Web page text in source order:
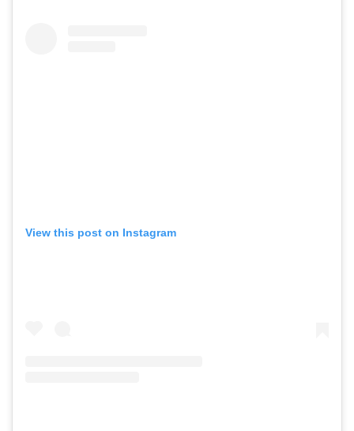
View this post on Instagram